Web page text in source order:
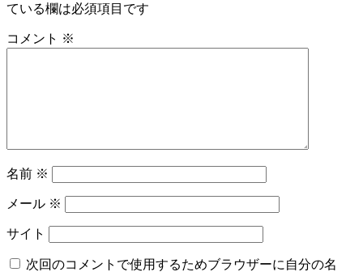
ている欄は必須項目です
コメント ※
名前 ※
メール ※
サイト
次回のコメントで使用するためブラウザーに自分の名